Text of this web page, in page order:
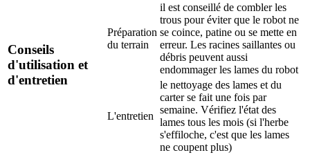
Conseils
d'utilisation et
d'entretien
Préparation
du terrain
il est conseillé de combler les
trous pour éviter que le robot ne
se coince, patine ou se mette en
erreur. Les racines saillantes ou
débris peuvent aussi
endommager les lames du robot
L'entretien
le nettoyage des lames et du
carter se fait une fois par
semaine. Vérifiez l'état des
lames tous les mois (si l'herbe
s'effiloche, c'est que les lames
ne coupent plus)